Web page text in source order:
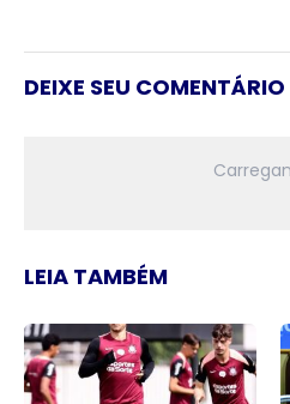
DEIXE SEU COMENTÁRIO
LEIA TAMBÉM